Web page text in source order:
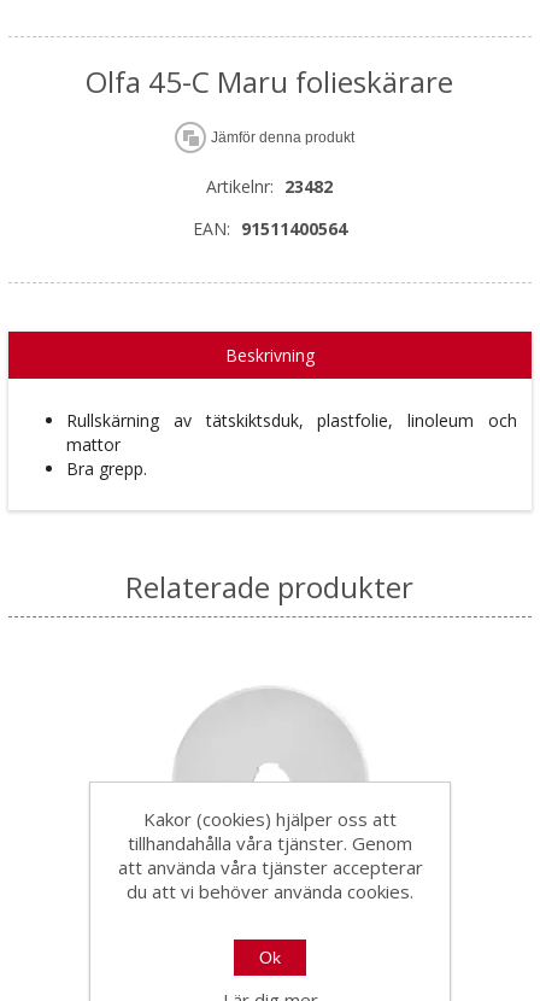
Olfa 45-C Maru folieskärare
Jämför denna produkt
Artikelnr: 23482
EAN: 91511400564
Beskrivning
Rullskärning av tätskiktsduk, plastfolie, linoleum och
mattor
Bra grepp.
Relaterade produkter
Olfa knivblad RB45-1 till 45-
C
Kakor (cookies) hjälper oss att
tillhandahålla våra tjänster. Genom
att använda våra tjänster accepterar
du att vi behöver använda cookies.
Ok